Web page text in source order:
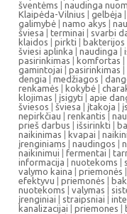
šventėms | naudinga
Klaipėda-Vilnius | gelbėja |
galimybė | namo akys |
šviesa | terminai | svarbi
klaidos | pirkti | bakterijos
šviesi aplinka | naudinga |
pasirinkimas | komfortas |
gamintojai | pasirinkimas |
dengia | medžiagos |
renkamės | kokybė |
klojimas | įsigyti | apie
šviesos | šviesa | įtakoja |
nepirkčiau | renkantis |
prieš darbus | išsirinkti |
naikinimas | kvapai |
įrenginiams | naudingos |
naikinimui | fermentai |
informacija | nuotekoms |
valymo kaina | priemonės |
efektyvu | priemonės |
nuotekoms | valymas |
įrenginiai | straipsniai |
kanalizacijai | priemones |